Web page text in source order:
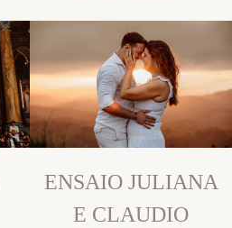
ENSAIO JULIANA
E CLAUDIO